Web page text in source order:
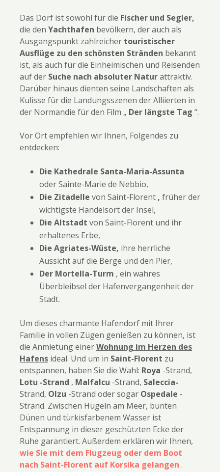
Das Dorf ist sowohl für die Fischer und Segler,
die den Yachthafen bevölkern, der auch als
Ausgangspunkt zahlreicher touristischer
Ausflüge zu den schönsten Stränden bekannt
ist, als auch für die Einheimischen und Reisenden
auf der Suche nach absoluter Naturattraktiv.
Darüber hinaus dienten seine Landschaften als
Kulisse für die Landungsszenen der Alliierten in
der Normandie für den Film „ Der längste Tag “.
Vor Ort empfehlen wir Ihnen, Folgendes zu
entdecken:
Die Kathedrale Santa-Maria-Assunta
oder Sainte-Marie de Nebbio,
Die Zitadelle von Saint-Florent , früher der
wichtigste Handelsort der Insel,
Die Altstadt von Saint-Florent und ihr
erhaltenes Erbe,
Die Agriates-Wüste, ihre herrliche
Aussicht auf die Berge und den Pier,
Der Mortella-Turm , ein wahres
Überbleibsel der Hafenvergangenheit der
Stadt.
Um dieses charmante Hafendorf mit Ihrer
Familie in vollen Zügen genießen zu können, ist
die Anmietung einerWohnung im Herzen des
Hafens ideal. Und um in Saint-Florent zu
entspannen, haben Sie die Wahl: Roya -Strand,
Lotu -Strand , Malfalcu -Strand, Saleccia-
Strand, Olzu -Strand oder sogar Ospedale -
Strand. Zwischen Hügeln am Meer, bunten
Dünen und türkisfarbenem Wasser ist
Entspannung in dieser geschützten Ecke der
Ruhe garantiert. Außerdem erklären wir Ihnen,
wie Sie mit dem Flugzeug oder dem Boot
nach Saint-Florent auf Korsika gelangen .